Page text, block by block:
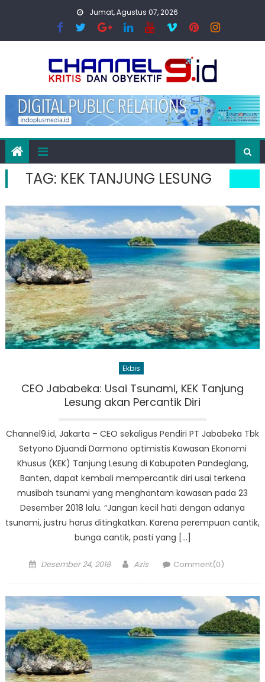
Jumat, Agustus 07, 2026
TAG: KEK TANJUNG LESUNG
Ekbis
CEO Jababeka: Usai Tsunami, KEK Tanjung
Lesung akan Percantik Diri
Channel9.id, Jakarta – CEO sekaligus Pendiri PT Jababeka Tbk
Setyono Djuandi Darmono optimistis Kawasan Ekonomi
Khusus (KEK) Tanjung Lesung di Kabupaten Pandeglang,
Banten, dapat kembali mempercantik diri usai terkena
musibah tsunami yang menghantam kawasan pada 23
Desember 2018 lalu. “Jangan kecil hati dengan adanya
tsunami, justru harus ditingkatkan. Karena perempuan cantik,
bunga cantik, pasti yang […]
Posted
Desember 24, 2018 Author
Azis Comment(0)